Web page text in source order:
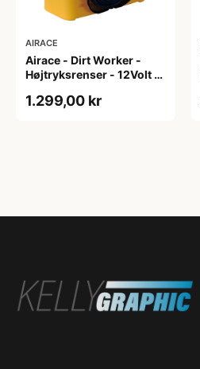
AIRACE
Airace - Dirt Worker -
Højtryksrenser - 12Volt -
1.299,00 kr